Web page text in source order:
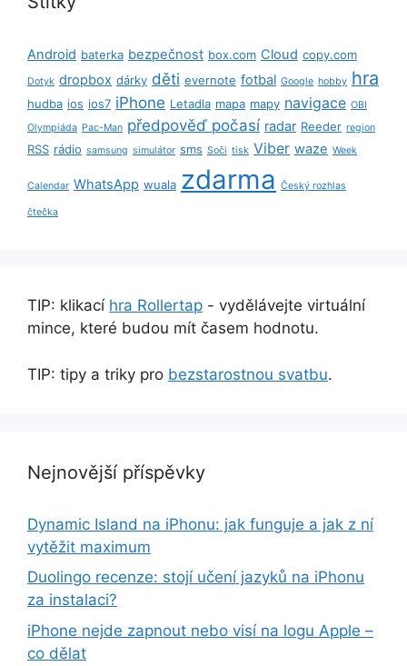
Android baterka bezpečnost box.com Cloud copy.com
Dotyk dropbox dárky děti evernote fotbal Google hobby hra
hudba ios ios7 iPhone Letadla mapa mapy navigace OBI
Olympiáda Pac-Man předpověď počasí radar Reeder region
RSS rádio samsung simulátor sms Soči tisk Viber waze Week
Calendar WhatsApp wuala zdarma Český rozhlas
čtečka
TIP: klikací hra Rollertap - vydělávejte virtuální
mince, které budou mít časem hodnotu.
TIP: tipy a triky pro bezstarostnou svatbu.
Nejnovější příspěvky
Dynamic Island na iPhonu: jak funguje a jak z ní
vytěžit maximum
Duolingo recenze: stojí učení jazyků na iPhonu
za instalaci?
iPhone nejde zapnout nebo visí na logu Apple –
co dělat